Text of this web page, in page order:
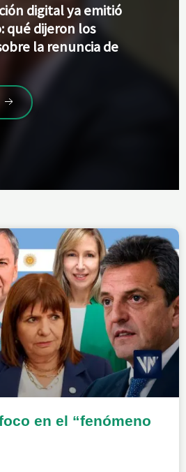
digital ya emitió
qué dijeron los
la renuncia de
en el “fenómeno